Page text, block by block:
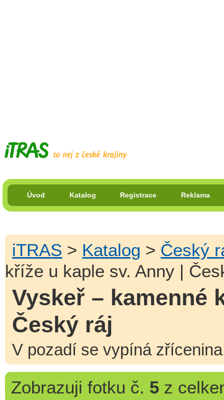
Úvod Katalog Registrace Reklama
iTRAS > Katalog > Český
kříže u kaple sv. Anny |
Vyskeř – kamenné
Český ráj
V pozadí se vypíná
Zobrazuji fotku č. 5z